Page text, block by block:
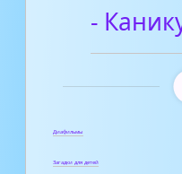
-
Диафильмы
Загадки для детей